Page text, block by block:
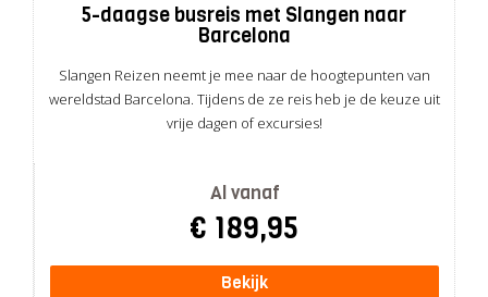
5-daagse busreis met Slangen naar
Barcelona
Slangen Reizen neemt je mee naar de hoogtepunten van
wereldstad Barcelona. Tijdens de ze reis heb je de keuze uit
vrije dagen of excursies!
Al vanaf
€ 189,95
Bekijk